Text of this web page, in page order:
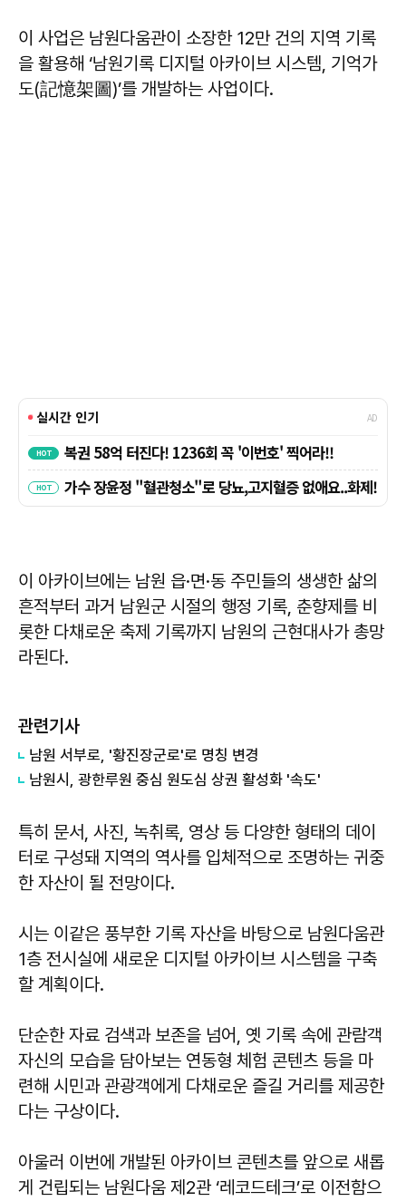
이 사업은 남원다움관이 소장한 12만 건의 지역 기록
을 활용해 ‘남원기록 디지털 아카이브 시스템, 기억가
도(記憶架圖)’를 개발하는 사업이다.
이 아카이브에는 남원 읍·면·동 주민들의 생생한 삶의
흔적부터 과거 남원군 시절의 행정 기록, 춘향제를 비
롯한 다채로운 축제 기록까지 남원의 근현대사가 총망
라된다.
관련기사
남원 서부로, '황진장군로'로 명칭 변경
남원시, 광한루원 중심 원도심 상권 활성화 '속도'
특히 문서, 사진, 녹취록, 영상 등 다양한 형태의 데이
터로 구성돼 지역의 역사를 입체적으로 조명하는 귀중
한 자산이 될 전망이다.
시는 이같은 풍부한 기록 자산을 바탕으로 남원다움관
1층 전시실에 새로운 디지털 아카이브 시스템을 구축
할 계획이다.
단순한 자료 검색과 보존을 넘어, 옛 기록 속에 관람객
자신의 모습을 담아보는 연동형 체험 콘텐츠 등을 마
련해 시민과 관광객에게 다채로운 즐길 거리를 제공한
다는 구상이다.
아울러 이번에 개발된 아카이브 콘텐츠를 앞으로 새롭
게 건립되는 남원다움 제2관 ‘레코드테크’로 이전함으